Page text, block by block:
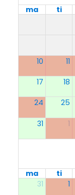
ma ti
10 11
17 18
24 25
31 1
ma ti
31
1